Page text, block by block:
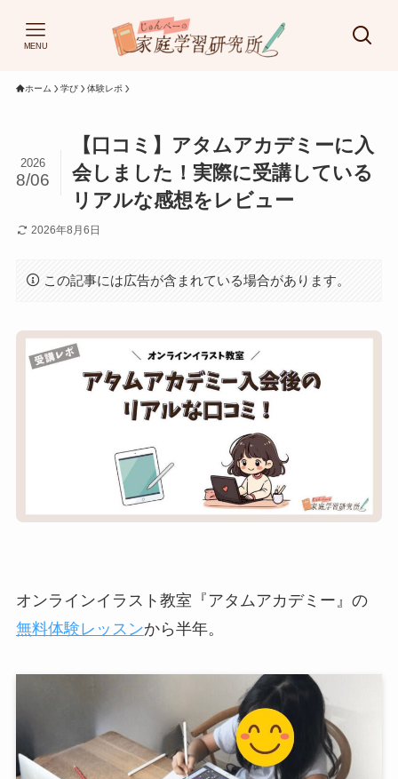
MENU
ホーム 学び 体験レポ
【口コミ】アタムアカデミーに入
会しました！実際に受講している
リアルな感想をレビュー
2026
8/06
2026年8月6日
この記事には広告が含まれている場合があります。
オンラインイラスト教室『アタムアカデミー』の
無料体験レッスンから半年。